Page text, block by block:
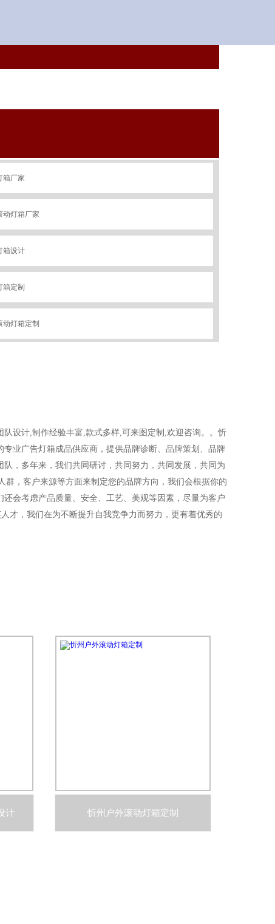
箱厂家
动灯箱厂家
箱设计
箱定制
灯箱定制
设计,制作经验丰富,款式多样,可来图定制,欢迎咨询。。忻
业广告灯箱成品供应商，提供品牌诊断、品牌策划、品牌
，多年来，我们共同研讨，共同努力，共同发展，共同为
，客户来源等方面来制定您的品牌方向，我们会根据你的
会考虑产品质量、安全、工艺、美观等因素，尽量为客户
才，我们在为不断提升自我竞争力而努力，更有着优秀的
计 忻州户外滚动灯箱定制